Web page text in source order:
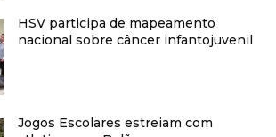
HSV participa de mapeamento
nacional sobre câncer infantojuvenil
Jogos Escolares estreiam com